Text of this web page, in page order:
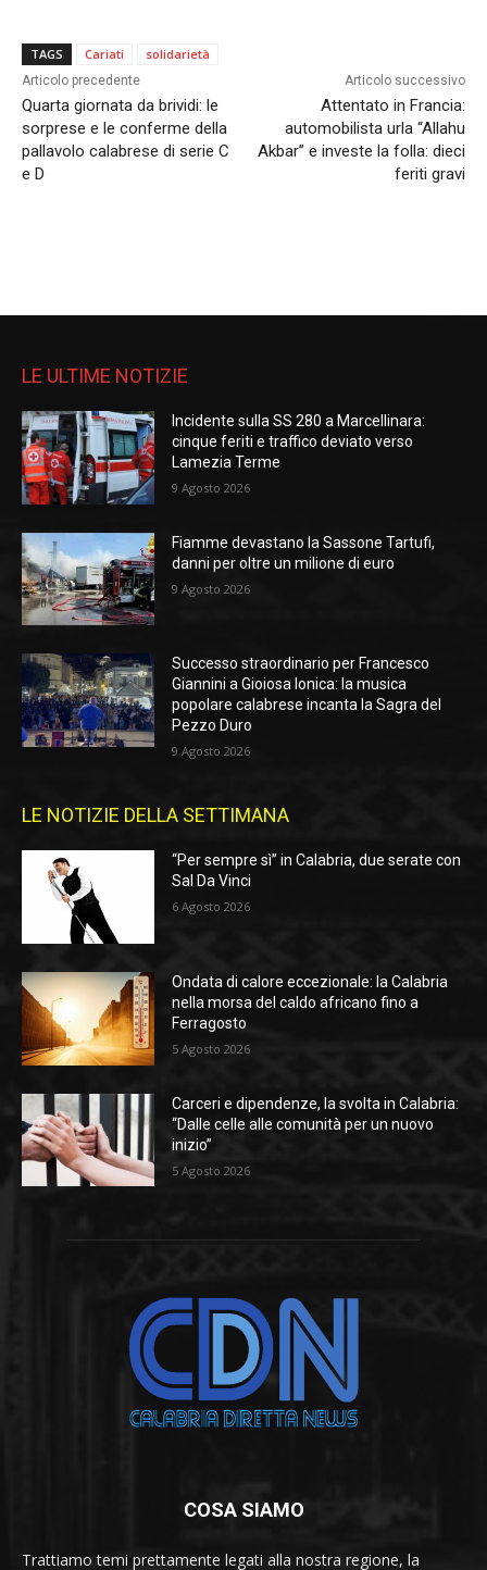
TAGS Cariati solidarietà
Articolo precedente
Quarta giornata da brividi: le
sorprese e le conferme della
pallavolo calabrese di serie C
e D
Articolo successivo
Attentato in Francia:
automobilista urla “Allahu
Akbar” e investe la folla: dieci
feriti gravi
LE ULTIME NOTIZIE
Incidente sulla SS 280 a Marcellinara:
cinque feriti e traffico deviato verso
Lamezia Terme
9 Agosto 2026
Fiamme devastano la Sassone Tartufi,
danni per oltre un milione di euro
9 Agosto 2026
Successo straordinario per Francesco
Giannini a Gioiosa Ionica: la musica
popolare calabrese incanta la Sagra del
Pezzo Duro
9 Agosto 2026
LE NOTIZIE DELLA SETTIMANA
“Per sempre sì” in Calabria, due serate con
Sal Da Vinci
6 Agosto 2026
Ondata di calore eccezionale: la Calabria
nella morsa del caldo africano fino a
Ferragosto
5 Agosto 2026
Carceri e dipendenze, la svolta in Calabria:
“Dalle celle alle comunità per un nuovo
inizio”
5 Agosto 2026
COSA SIAMO
Trattiamo temi prettamente legati alla nostra regione, la